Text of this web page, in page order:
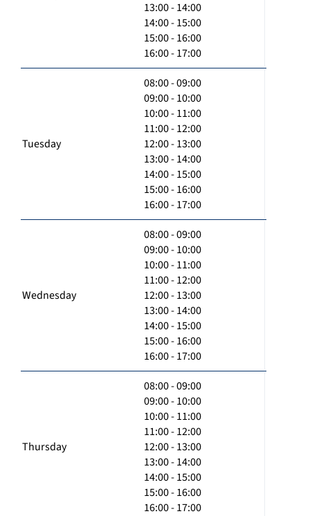
13:00 - 14:00
14:00 - 15:00
15:00 - 16:00
16:00 - 17:00
Tuesday
08:00 - 09:00
09:00 - 10:00
10:00 - 11:00
11:00 - 12:00
12:00 - 13:00
13:00 - 14:00
14:00 - 15:00
15:00 - 16:00
16:00 - 17:00
Wednesday
08:00 - 09:00
09:00 - 10:00
10:00 - 11:00
11:00 - 12:00
12:00 - 13:00
13:00 - 14:00
14:00 - 15:00
15:00 - 16:00
16:00 - 17:00
Thursday
08:00 - 09:00
09:00 - 10:00
10:00 - 11:00
11:00 - 12:00
12:00 - 13:00
13:00 - 14:00
14:00 - 15:00
15:00 - 16:00
16:00 - 17:00